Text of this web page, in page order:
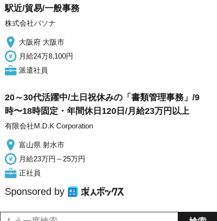
駅近/貿易/一般事務
株式会社パソナ
大阪府 大阪市
月給24万8,100円
派遣社員
20～30代活躍中/土日祝休みの「書類管理事務」/9
時〜18時固定・年間休日120日/月給23万円以上
有限会社M.D.K Corporation
富山県 射水市
月給23万円～25万円
正社員
Sponsored by